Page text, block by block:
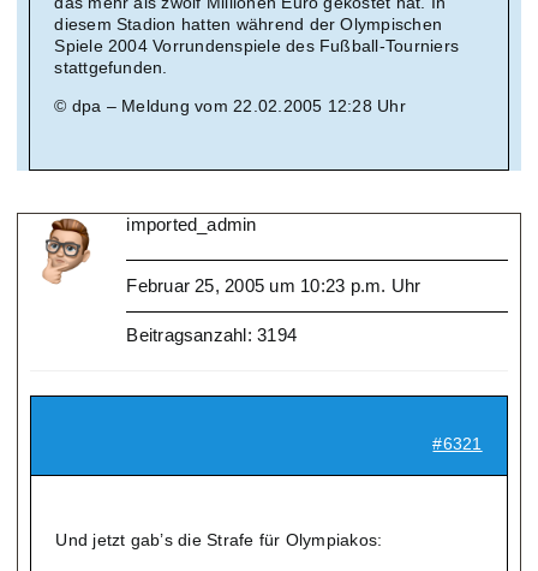
diesem Stadion hatten während der Olympischen
Spiele 2004 Vorrundenspiele des Fußball-Tourniers
stattgefunden.
© dpa – Meldung vom 22.02.2005 12:28 Uhr
imported_admin
Februar 25, 2005 um 10:23 p.m. Uhr
Beitragsanzahl: 3194
#6321
Und jetzt gab’s die Strafe für Olympiakos: